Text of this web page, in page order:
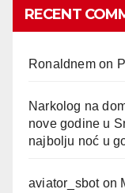
RECENT
Ronaldnemon
Narkolog na
nove godine u
najbolju noć u
aviator_sboton